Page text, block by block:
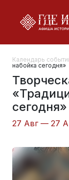
Календарь
набойка сегодня»
сегодня»
27 Авг — 27